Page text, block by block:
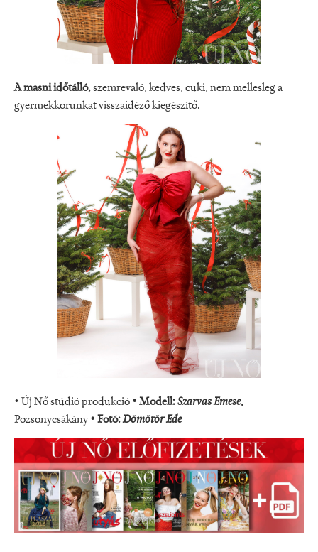
A masni időtálló,szemrevaló, kedves, cuki, nem mellesleg a
gyermekkorunkat visszaidéző kiegészítő.
• Új Nő stúdió produkció • Modell:Szarvas Emese,
Pozsonycsákány• Fotó:Dömötör Ede